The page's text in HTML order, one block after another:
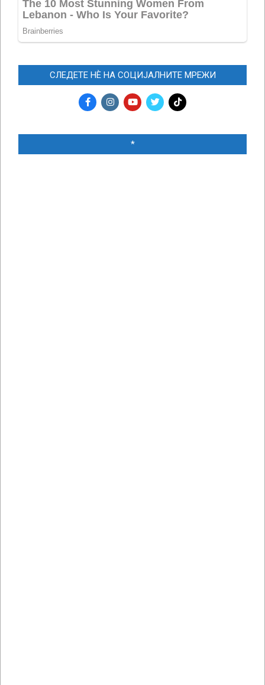
СЛЕДЕТЕ НЀ НА СОЦИЈАЛНИТЕ МРЕЖИ
*